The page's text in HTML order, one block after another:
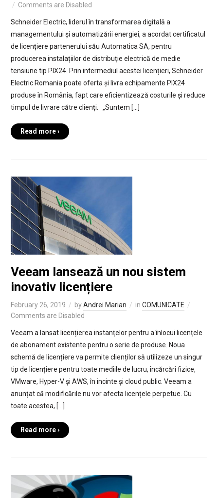
Comments are Disabled
Schneider Electric, liderul în transformarea digitală a
managementului și automatizării energiei, a acordat certificatul
de licențiere partenerului său Automatica SA, pentru
producerea instalațiilor de distribuție electrică de medie
tensiune tip PIX24. Prin intermediul acestei licențieri, Schneider
Electric Romania poate oferta și livra echipamente PIX24
produse în România, fapt care eficientizează costurile și reduce
timpul de livrare către clienți. „Suntem […]
Read more ›
Veeam lansează un nou sistem
inovativ licențiere
February 26, 2019 byAndrei Marian in COMUNICATE
Comments are Disabled
Veeam a lansat licențierea instanțelor pentru a înlocui licențele
de abonament existente pentru o serie de produse. Noua
schemă de licențiere va permite clienților să utilizeze un singur
tip de licențiere pentru toate mediile de lucru, încărcări fizice,
VMware, Hyper-V și AWS, în incinte și cloud public. Veeam a
anunțat că modificările nu vor afecta licențele perpetue. Cu
toate acestea, […]
Read more ›